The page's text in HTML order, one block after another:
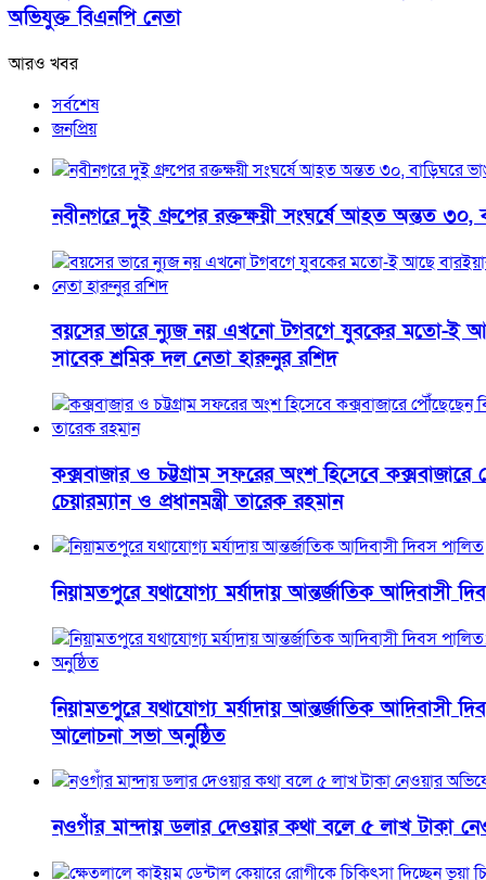
অভিযুক্ত বিএনপি নেতা
আরও খবর
সর্বশেষ
জনপ্রিয়
নবীনগরে দুই গ্রুপের রক্তক্ষয়ী সংঘর্ষে আহত অন্তত ৩০,
বয়সের ভারে ন্যুজ নয় এখনো টগবগে যুবকের মতো-ই
সাবেক শ্রমিক দল নেতা হারুনুর রশিদ
কক্সবাজার ও চট্টগ্রাম সফরের অংশ হিসেবে কক্সবাজারে
চেয়ারম্যান ও প্রধানমন্ত্রী তারেক রহমান
নিয়ামতপুরে যথাযোগ্য মর্যাদায় আন্তর্জাতিক আদিবাসী
নিয়ামতপুরে যথাযোগ্য মর্যাদায় আন্তর্জাতিক আদিবাসী
আলোচনা সভা অনুষ্ঠিত
নওগাঁর মান্দায় ডলার দেওয়ার কথা বলে ৫ লাখ টাকা